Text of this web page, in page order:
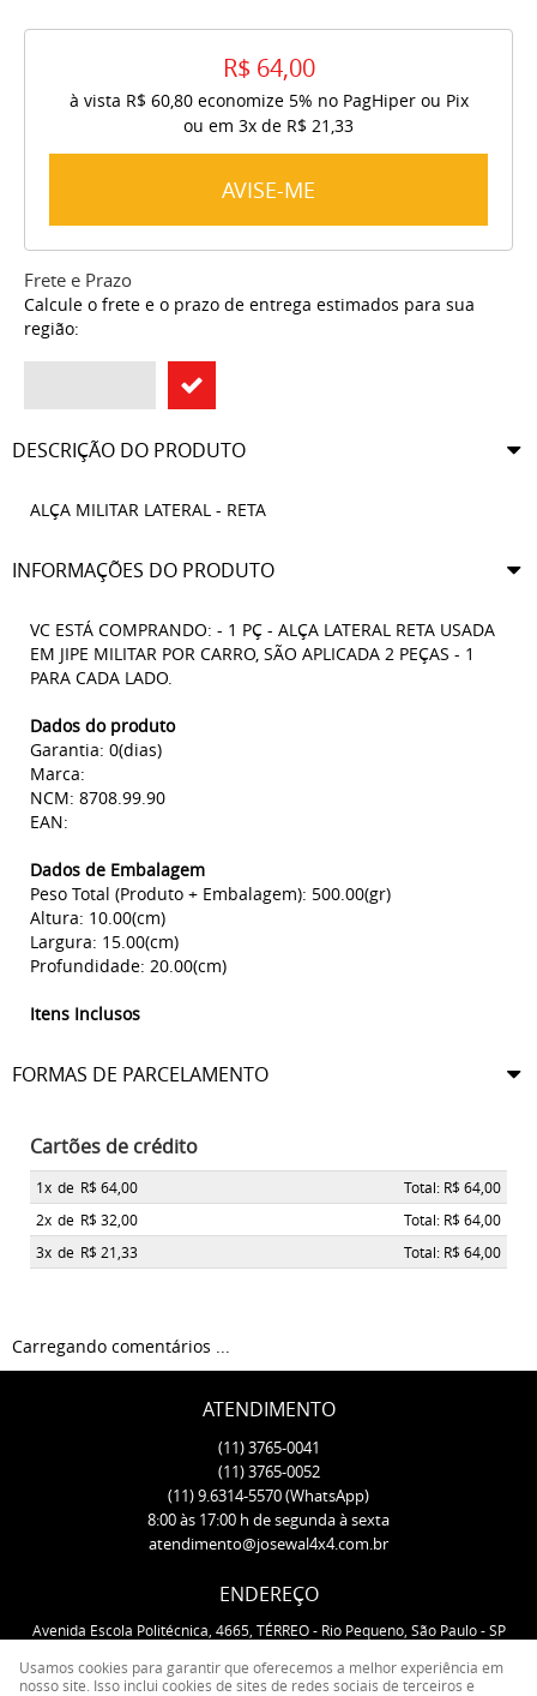
R$ 64,00
à vista R$ 60,80economize 5% no PagHiper ou Pix
ou em 3x de R$ 21,33
AVISE-ME
Frete e Prazo
Calcule o frete e o prazo de entrega estimados para sua
região:
DESCRIÇÃO DO PRODUTO
ALÇA MILITAR LATERAL - RETA
INFORMAÇÕES DO PRODUTO
VC ESTÁ COMPRANDO: - 1 PÇ - ALÇA LATERAL RETA USADA
EM JIPE MILITAR POR CARRO, SÃO APLICADA 2 PEÇAS - 1
PARA CADA LADO.
Dados do produto
Garantia: 0(dias)
Marca:
NCM: 8708.99.90
EAN:
Dados de Embalagem
Peso Total (Produto + Embalagem): 500.00(gr)
Altura: 10.00(cm)
Largura: 15.00(cm)
Profundidade: 20.00(cm)
Itens Inclusos
FORMAS DE PARCELAMENTO
Cartões de crédito
1x de R$ 64,00
Total: R$ 64,00
2x de R$ 32,00
Total: R$ 64,00
3x de R$ 21,33 Total: R$ 64,00
Carregando comentários ...
ATENDIMENTO
(11)3765-0041
(11)3765-0052
(11)9.6314-5570(WhatsApp)
8:00 às 17:00 h de segunda à sexta
atendimento@josewal4x4.com.br
ENDEREÇO
Avenida Escola Politécnica, 4665, TÉRREO- Rio Pequeno, São Paulo-SP
Usamos cookies para garantir que oferecemos a melhor experiência em
nosso site. Isso inclui cookies de sites de redes sociais de terceiros e